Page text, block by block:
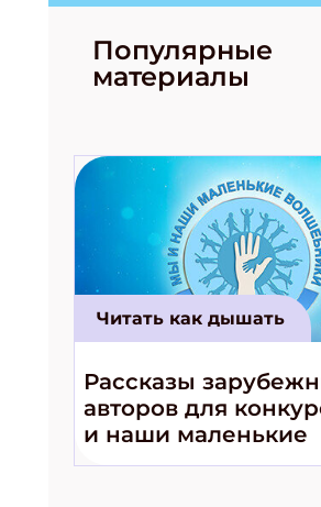
Популярные
материалы
Читать как дышать
Рассказы
авторов для
и наши маленькие
волшебники!»
Подпишись на рассылку
Получи электронный "Классный
подарок!
Укажите имя